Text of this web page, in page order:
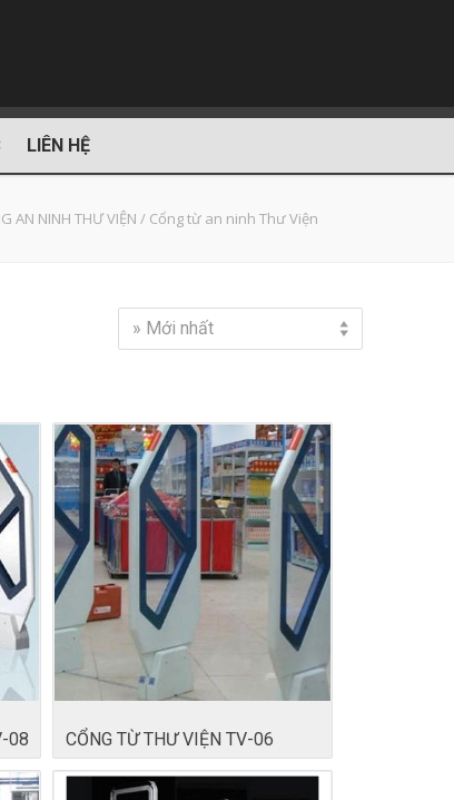
LIÊN HỆ
AN NINH THƯ VIỆN / Cổng từ an ninh Thư Viện
» Mới nhất
08 CỔNG TỪ THƯ VIỆN TV-06